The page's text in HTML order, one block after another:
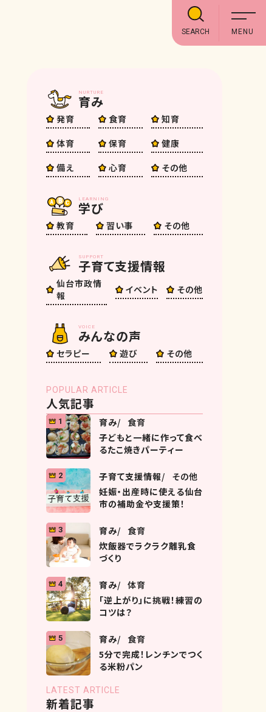
SEARCH
NURTURE
育み
発育 食育
知育
体育
保育
健康
備え
心育 その他
LEARNING
学び
教育 習い事 その他
SUPPORT
子育て支援情報
仙台市政情
報
イベント その他
VOICE
みんなの声
セラピー 遊び その他
POPULAR ARTICLE
人気記事
1 育み
食育
子どもと一緒に作って食べ
るたこ焼きパーティー
2 子育て支援情報
その他
妊娠・出産時に使える仙台
市の補助金や支援策！
3 育み
食育
炊飯器でラクラク離乳食
づくり
4 育み
体育
「逆上がり」に挑戦！練習の
コツは？
5 育み
食育
5分で完成！レンチンでつく
る米粉パン
LATEST ARTICLE
新着記事